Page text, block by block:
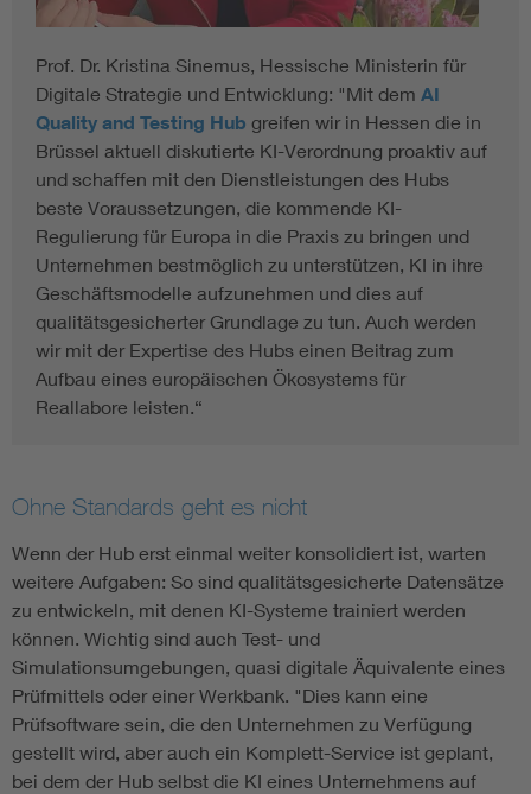
Prof. Dr. Kristina Sinemus, Hessische Ministerin für
Digitale Strategie und Entwicklung: "Mit dem AI
Quality and Testing Hub greifen wir in Hessen die in
Brüssel aktuell diskutierte KI-Verordnung proaktiv auf
und schaffen mit den Dienstleistungen des Hubs
beste Voraussetzungen, die kommende KI-
Regulierung für Europa in die Praxis zu bringen und
Unternehmen bestmöglich zu unterstützen, KI in ihre
Geschäftsmodelle aufzunehmen und dies auf
qualitätsgesicherter Grundlage zu tun. Auch werden
wir mit der Expertise des Hubs einen Beitrag zum
Aufbau eines europäischen Ökosystems für
Reallabore leisten.“
Ohne Standards geht es nicht
Wenn der Hub erst einmal weiter konsolidiert ist, warten
weitere Aufgaben: So sind qualitätsgesicherte Datensätze
zu entwickeln, mit denen KI-Systeme trainiert werden
können. Wichtig sind auch Test- und
Simulationsumgebungen, quasi digitale Äquivalente eines
Prüfmittels oder einer Werkbank. "Dies kann eine
Prüfsoftware sein, die den Unternehmen zu Verfügung
gestellt wird, aber auch ein Komplett-Service ist geplant,
bei dem der Hub selbst die KI eines Unternehmens auf